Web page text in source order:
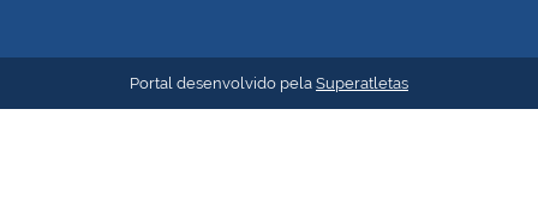
Portal desenvolvido pela Superatletas